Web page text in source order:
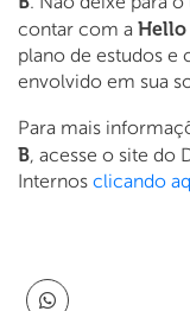
contar com a
plano de estudos e
envolvido em sua
Para mais
B, acesse o site do
Internos clicando